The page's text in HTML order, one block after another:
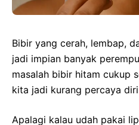
Bibir yang cerah, lembap,
jadi impian banyak
masalah bibir hitam cukup
kita jadi kurang percaya
Apalagi kalau udah pakai